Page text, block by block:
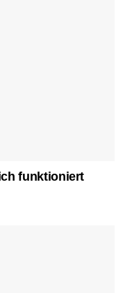
funktioniert